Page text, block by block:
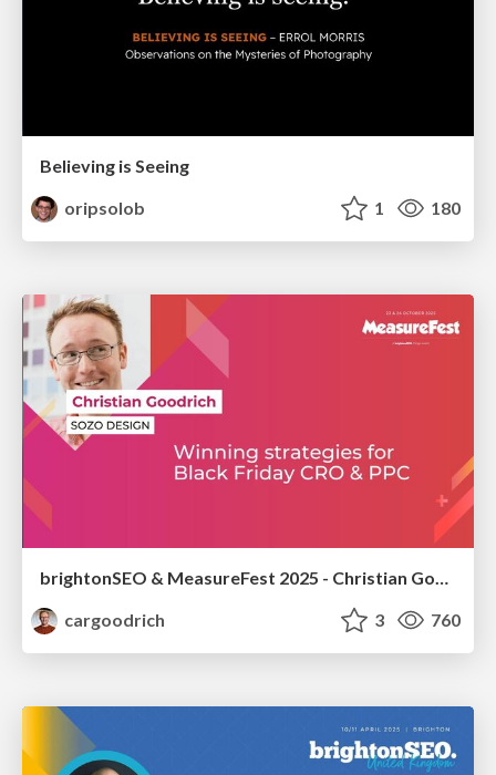
Believing is Seeing
oripsolob
1 180
brightonSEO & MeasureFest 2025 - Christian Goodrich - Winning strategies for Black Friday CRO & PPC
cargoodrich
3 760